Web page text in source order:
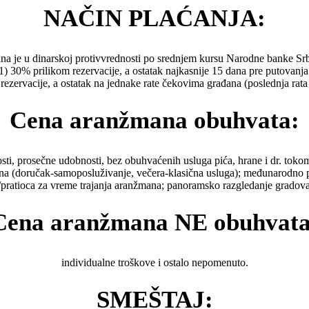
NAČIN PLAĆANJA:
je u dinarskoj protivvrednosti po srednjem kursu Narodne banke
30% prilikom rezervacije, a ostatak najkasnije 15 dana pre
a ostatak na jednake rate čekovima građana (poslednja
Cena aranžmana obuhvata:
prosečne udobnosti, bez obuhvaćenih usluga pića, hrane i dr.
samoposluživanje, večera-klasična usluga);
za vreme trajanja aranžmana; panoramsko razgledanje
aranžmana NE
individualne troškove i ostalo nepomenuto.
SMEŠTAJ: